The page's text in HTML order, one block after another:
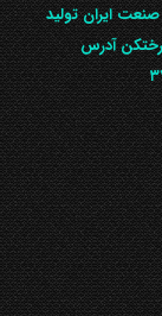
صنعتی دیاکو صنعت ایران تولید
رختکن آدرس